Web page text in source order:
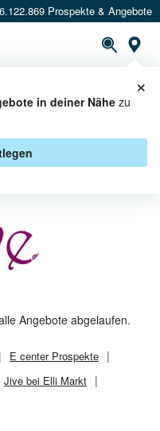
Prospekte & Angebote
in deiner Nähezu
×
ANGEBOTE
Angebote abgelaufen.
E centerProspekte
Jive bei Elli Markt